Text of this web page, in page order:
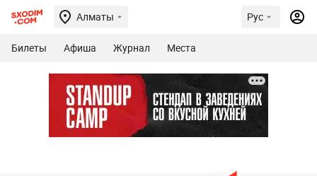
Алматы Рус
Билеты Афиша Журнал Места